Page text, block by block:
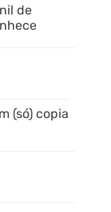
de
(só) copia